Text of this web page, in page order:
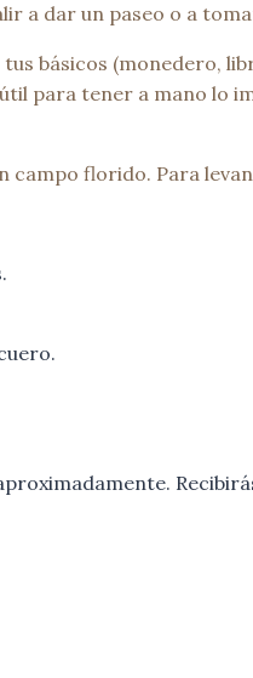
a dar un paseo o a
básicos (monedero,
para tener a mano lo
campo florido. Para